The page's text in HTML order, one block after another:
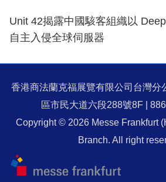
Unit 42揭露中國駭客組織以
自主入侵全球伺服器
香港商法蘭克福展覽有限公司台灣分
區市民大道六段288號8F |
Copyright © 2026 Messe Frankfurt
Branch. All right